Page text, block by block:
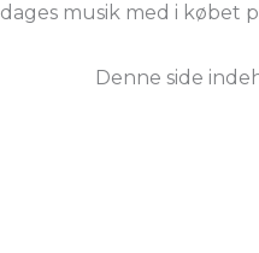
dages musik med i købet
Denne side